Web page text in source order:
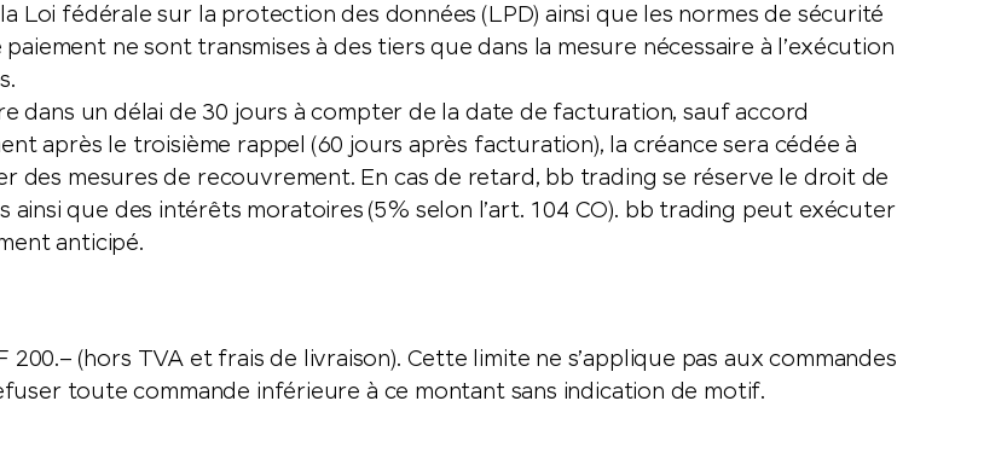
Loi fédérale sur la protection des données (LPD) ainsi que les normes de sécurité
ne sont transmises à des tiers que dans la mesure nécessaire à l’exécution
dans un délai de 30 jours à compter de la date de facturation, sauf accord
après le troisième rappel (60 jours après facturation), la créance sera cédée à
des mesures de recouvrement. En cas de retard, bb trading se réserve le droit de
que des intérêts moratoires (5% selon l’art. 104 CO). bb trading peut exécuter
anticipé.
(hors TVA et frais de livraison). Cette limite ne s’applique pas aux commandes
toute commande inférieure à ce montant sans indication de motif.